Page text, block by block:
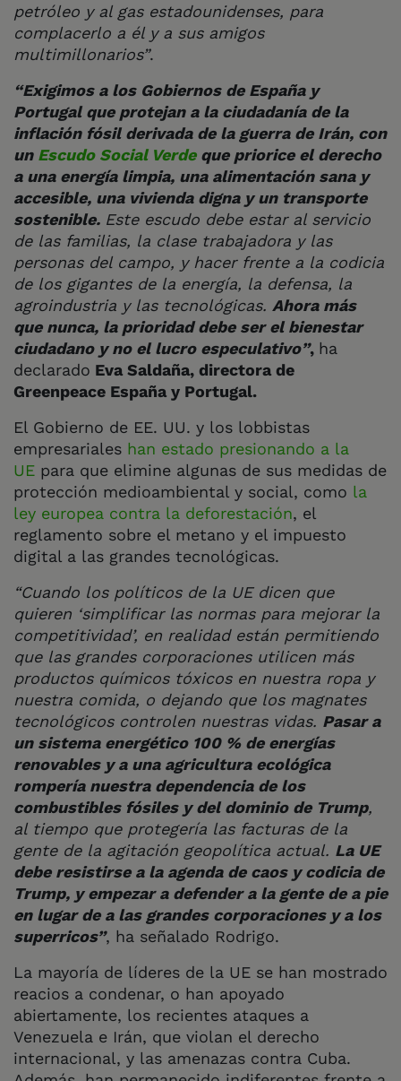
petróleo y al gas estadounidenses, para
complacerlo a él y a sus amigos
multimillonarios”.
“Exigimos a los Gobiernos de España y
Portugal que protejan a la ciudadanía de la
inflación fósil derivada de la guerra de Irán, con
un Escudo Social Verdeque priorice el derecho
a una energía limpia, una alimentación sana y
accesible, una vivienda digna y un transporte
sostenible. Este escudo debe estar al servicio
de las familias, la clase trabajadora y las
personas del campo, y hacer frente a la codicia
de los gigantes de la energía, la defensa, la
agroindustria y las tecnológicas. Ahora más
que nunca, la prioridad debe ser el bienestar
ciudadano y no el lucro especulativo”, ha
declarado Eva Saldaña, directora de
Greenpeace España y Portugal.
El Gobierno de EE. UU. y los lobbistas
empresariales han estado presionando a la
UE para que elimine algunas de sus medidas de
protección medioambiental y social, como la
ley europea contra la deforestación, el
reglamento sobre el metano y el impuesto
digital a las grandes tecnológicas.
“Cuando los políticos de la UE dicen que
quieren ‘simplificar las normas para mejorar la
competitividad’, en realidad están permitiendo
que las grandes corporaciones utilicen más
productos químicos tóxicos en nuestra ropa y
nuestra comida, o dejando que los magnates
tecnológicos controlen nuestras vidas. Pasar a
un sistema energético 100 % de energías
renovables y a una agricultura ecológica
rompería nuestra dependencia de los
combustibles fósiles y del dominio de Trump,
al tiempo que protegería las facturas de la
gente de la agitación geopolítica actual. La UE
debe resistirse a la agenda de caos y codicia de
Trump, y empezar a defender a la gente de a pie
en lugar de a las grandes corporaciones y a los
superricos”, ha señalado Rodrigo.
La mayoría de líderes de la UE se han mostrado
reacios a condenar, o han apoyado
abiertamente, los recientes ataques a
Venezuela e Irán, que violan el derecho
internacional, y las amenazas contra Cuba.